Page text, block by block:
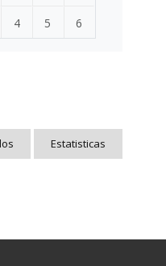
4 5 6
Estatisticas